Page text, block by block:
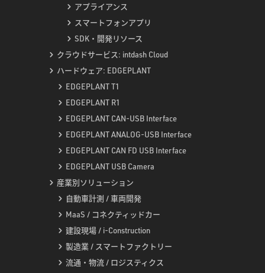
アプライアンス
スマートフォンアプリ
SDK・開発リソース
クラウドサービス: intdash Cloud
ハードウェア: EDGEPLANT
EDGEPLANT T1
EDGEPLANT R1
EDGEPLANT CAN-USB Interface
EDGEPLANT ANALOG-USB Interface
EDGEPLANT CAN FD USB Interface
EDGEPLANT USB Camera
産業別ソリューション
自動車計測 / 車両開発
MaaS / コネクティッドカー
建設現場 / i-Construction
製造業 / スマートファクトリー
流通・物流 / ロジスティクス